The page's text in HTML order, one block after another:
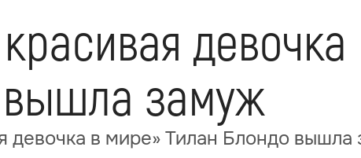
замуж
девочка в мире» Тилан Блондо вышла